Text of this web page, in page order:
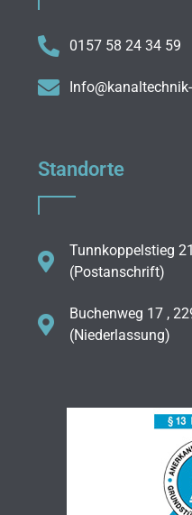
0157 58 24 34 59
Standorte
Tunnkoppelstieg
(Postanschrift)
Buchenweg 17 ,
(Niederlassung)